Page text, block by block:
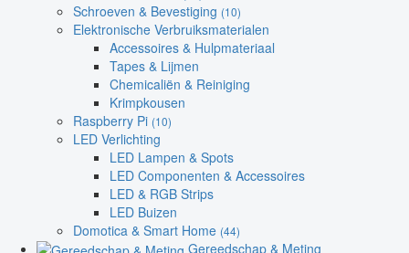
Schroeven & Bevestiging (10)
Elektronische Verbruiksmaterialen
Accessoires & Hulpmateriaal
Tapes & Lijmen
Chemicaliën & Reiniging
Krimpkousen
Raspberry Pi (10)
LED Verlichting
LED Lampen & Spots
LED Componenten & Accessoires
LED & RGB Strips
LED Buizen
Domotica & Smart Home (44)
Gereedschap & Meting